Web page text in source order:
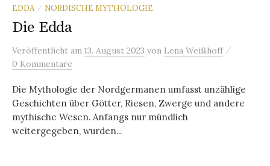
EDDA / NORDISCHE MYTHOLOGIE
Die Edda
Veröffentlicht am 13. August 2023 von Lena Weißhoff /
0 Kommentare
Die Mythologie der Nordgermanen umfasst unzählige
Geschichten über Götter, Riesen, Zwerge und andere
mythische Wesen. Anfangs nur mündlich
weitergegeben, wurden...